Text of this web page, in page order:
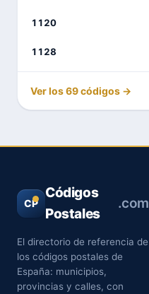
1120
1128
Ver los 69 códigos →
CP
Códigos
Postales
.com
El directorio de referencia de
los códigos postales de
España: municipios,
provincias y calles, con